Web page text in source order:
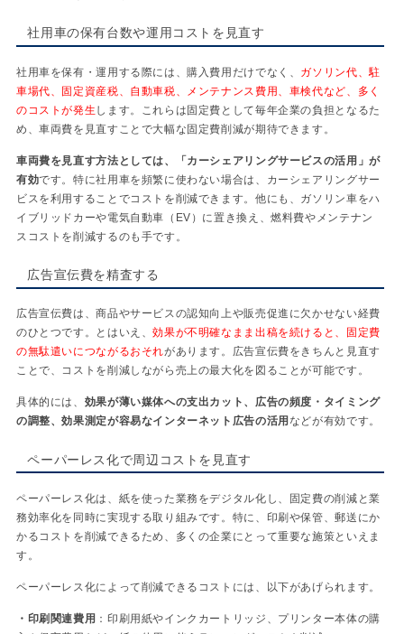
社用車の保有台数や運用コストを見直す
社用車を保有・運用する際には、購入費用だけでなく、 ガソリン代、駐
車場代、固定資産税、自動車税、メンテナンス費用、車検代など、多く
のコストが発生 します。これらは固定費として毎年企業の負担となるた
め、車両費を見直すことで大幅な固定費削減が期待できます。
車両費を見直す方法としては、「カーシェアリングサービスの活用」が
有効です。特に社用車を頻繁に使わない場合は、カーシェアリングサー
ビスを利用することでコストを削減できます。他にも、ガソリン車をハ
イブリッドカーや電気自動車（EV）に置き換え、燃料費やメンテナン
スコストを削減するのも手です。
広告宣伝費を精査する
広告宣伝費は、商品やサービスの認知向上や販売促進に欠かせない経費
のひとつです。とはいえ、効果が不明確なまま出稿を続けると、固定費
の無駄遣いにつながるおそれがあります。広告宣伝費をきちんと見直す
ことで、コストを削減しながら売上の最大化を図ることが可能です。
具体的には、 効果が薄い媒体への支出カット、広告の頻度・タイミング
の調整、効果測定が容易なインターネット広告の活用 などが有効です。
ペーパーレス化で周辺コストを見直す
ペーパーレス化は、紙を使った業務をデジタル化し、固定費の削減と業
務効率化を同時に実現する取り組みです。特に、印刷や保管、郵送にか
かるコストを削減できるため、多くの企業にとって重要な施策といえま
す。
ペーパーレス化によって削減できるコストには、以下があげられます。
・印刷関連費用 ：印刷用紙やインクカートリッジ、プリンター本体の購